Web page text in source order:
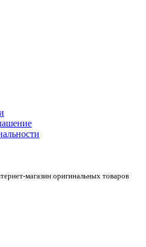
магазин оригинальных товаров